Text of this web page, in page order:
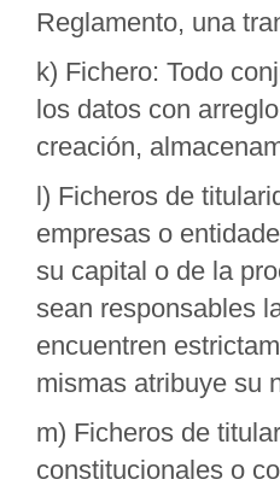
Reglamento, una
k) Fichero: Todo
los datos con
creación,
l) Ficheros de
empresas o
su capital o de la
sean responsables
encuentren
mismas atribuye su
m) Ficheros de
constitucionales o